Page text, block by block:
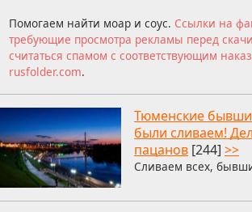
Помогаем найти моар и соус. Ссылки на
требующие просмотра рекламы перед
считаться спамом с соответствующим
rusfоlder.com.
Тюменские
были сливаем!
пацанов [244] >>
Сливаем всех,